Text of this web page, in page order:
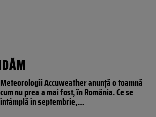
Meteorologii Accuweather anunță o toamnă
cum nu prea a mai fost, în România. Ce se
întâmplă în septembrie,…